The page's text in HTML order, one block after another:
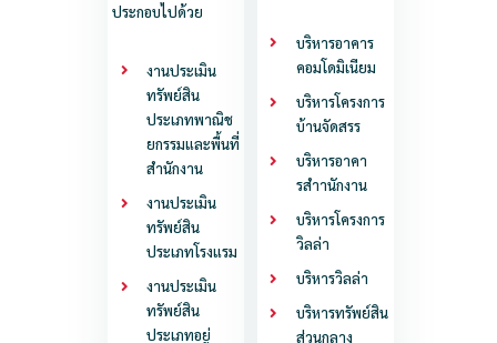
ประกอบไปด้วย
งานประเมิน
ทรัพย์สิน
ประเภทพาณิช
ยกรรมและพื้นที่
สำนักงาน
งานประเมิน
ทรัพย์สิน
ประเภทโรงแรม
งานประเมิน
ทรัพย์สิน
ประเภทอยู่
บริหารอาคาร
คอมโดมิเนียม
บริหารโครงการ
บ้านจัดสรร
บริหารอาคา
รสําานักงาน
บริหารโครงการ
วิลล่า
บริหารวิลล่า
บริหารทรัพย์สิน
ส่วนกลาง